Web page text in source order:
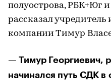
полуострова, РБК+Юг
рассказал
компании Тимур
— Тимур Георгиевич,
начинался путь СДК